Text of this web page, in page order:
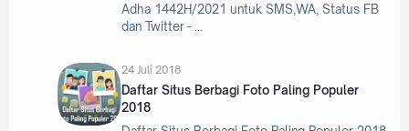
Adha 1442H/2021 untuk SMS,WA, Status FB
dan Twitter -
24 Juli 2018
Daftar Situs Berbagi Foto Paling Populer
2018